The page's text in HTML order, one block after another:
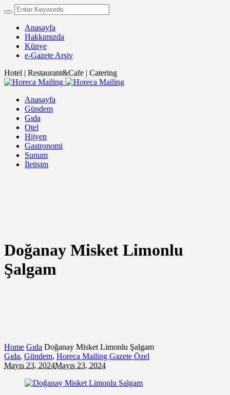
Anasayfa
Hakkımızda
Künye
e-Gazete Arşiv
Hotel | Restaurant&Cafe | Catering
Anasayfa
Gündem
Gıda
Otel
Hijyen
Gastronomi
Sunum
İletişim
Doğanay Misket Limonlu
Şalgam
Home Gıda Doğanay Misket Limonlu Şalgam
Gıda, Gündem, Horeca Mailing Gazete Özel
Mayıs 23, 2024Mayıs 23, 2024